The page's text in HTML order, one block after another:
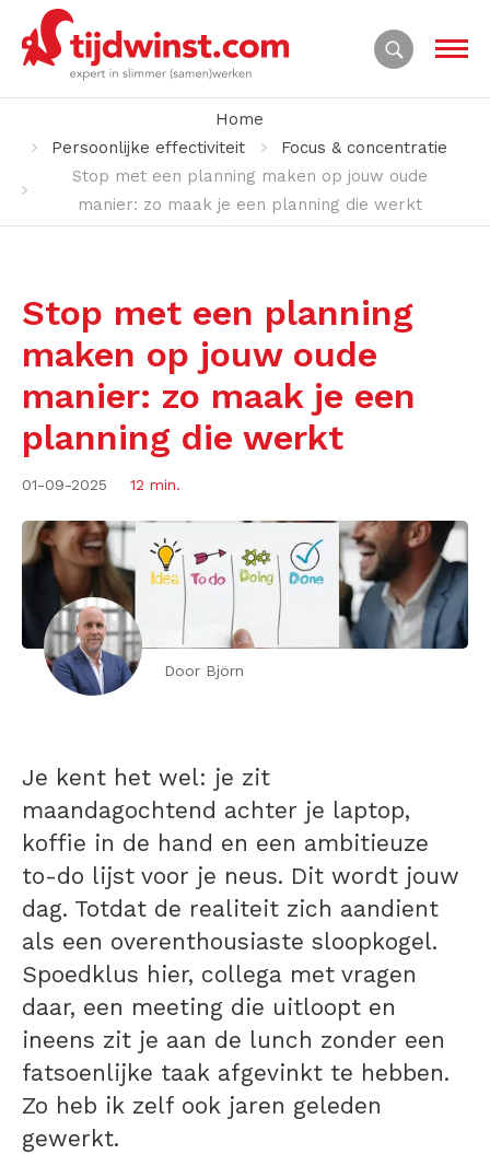
Home
Persoonlijke effectiviteit
Focus & concentratie
Stop met een planning maken op jouw oude
manier: zo maak je een planning die werkt
Stop met een planning
maken op jouw oude
manier: zo maak je een
planning die werkt
01-09-2025 12 min.
Door Björn
Je kent het wel: je zit
maandagochtend achter je laptop,
koffie in de hand en een ambitieuze
to-do lijst voor je neus. Dit wordt jouw
dag. Totdat de realiteit zich aandient
als een overenthousiaste sloopkogel.
Spoedklus hier, collega met vragen
daar, een meeting die uitloopt en
ineens zit je aan de lunch zonder een
fatsoenlijke taak afgevinkt te hebben.
Zo heb ik zelf ook jaren geleden
gewerkt.